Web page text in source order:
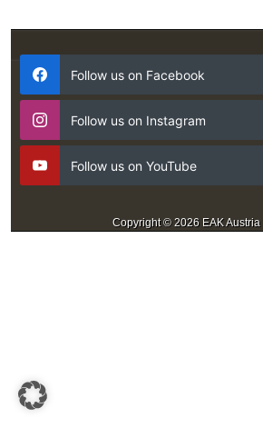
Follow us on Facebook
Follow us on Instagram
Follow us on YouTube
Copyright © 2026 EAK